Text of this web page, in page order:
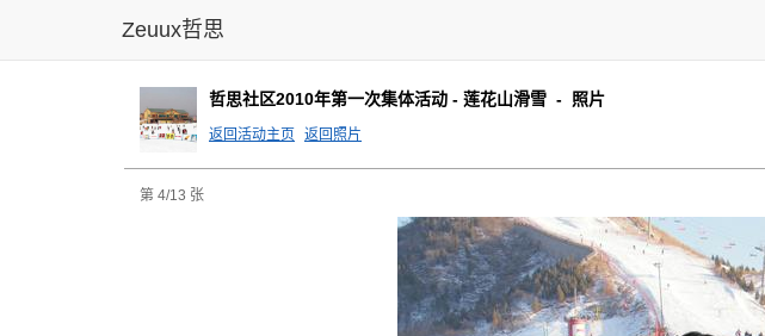
Zeuux哲思
哲思社区2010年第一次集体活动 - 莲花山滑雪 - 照片
返回活动主页 返回照片
第 4/13 张